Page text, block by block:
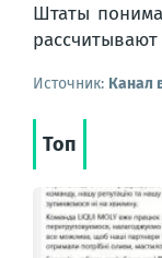
Штаты
Источник: Канал
Топ